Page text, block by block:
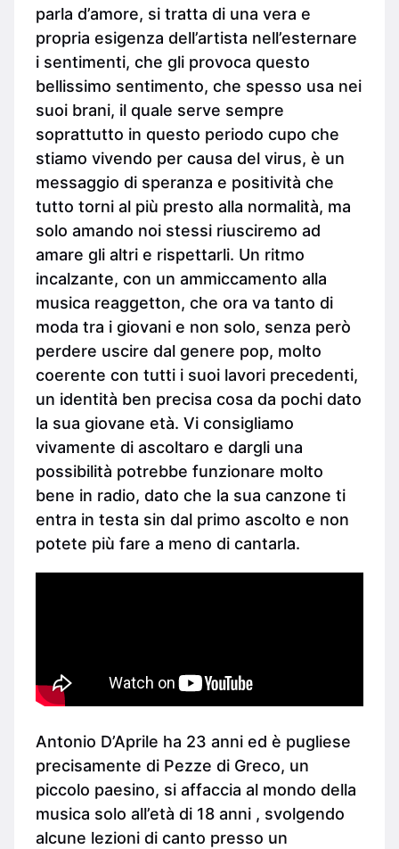
parla d’amore, si tratta di una vera e
propria esigenza dell’artista nell’esternare
i sentimenti, che gli provoca questo
bellissimo sentimento, che spesso usa nei
suoi brani, il quale serve sempre
soprattutto in questo periodo cupo che
stiamo vivendo per causa del virus, è un
messaggio di speranza e positività che
tutto torni al più presto alla normalità, ma
solo amando noi stessi riusciremo ad
amare gli altri e rispettarli. Un ritmo
incalzante, con un ammiccamento alla
musica reaggetton, che ora va tanto di
moda tra i giovani e non solo, senza però
perdere uscire dal genere pop, molto
coerente con tutti i suoi lavori precedenti,
un identità ben precisa cosa da pochi dato
la sua giovane età. Vi consigliamo
vivamente di ascoltaro e dargli una
possibilità potrebbe funzionare molto
bene in radio, dato che la sua canzone ti
entra in testa sin dal primo ascolto e non
potete più fare a meno di cantarla.
Antonio D’Aprile ha 23 anni ed è pugliese
precisamente di Pezze di Greco, un
piccolo paesino, si affaccia al mondo della
musica solo all’età di 18 anni , svolgendo
alcune lezioni di canto presso un